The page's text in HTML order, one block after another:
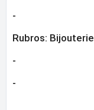
-
Rubros: Bijouterie
-
-